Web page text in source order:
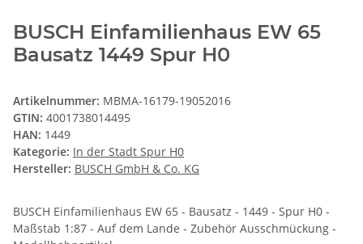
BUSCH Einfamilienhaus EW 65
Bausatz 1449 Spur H0
Artikelnummer: MBMA-16179-19052016
GTIN: 4001738014495
HAN: 1449
Kategorie: In der Stadt Spur H0
Hersteller: BUSCH GmbH & Co. KG
BUSCH Einfamilienhaus EW 65 - Bausatz - 1449 - Spur H0 -
Maßstab 1:87 - Auf dem Lande - Zubehör Ausschmückung -